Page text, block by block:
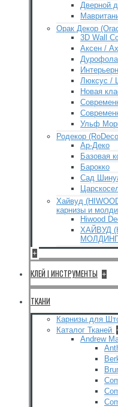
Дверной
Орак Декор
3D Wall
Аксен /
Люксус /
Новая
Ульф
Родекор
Ар-Деко
Базовая
Барокко
Сад
Хайвуд
карнизы и
Hiwood
ХАЙВУД
+
КЛЕЙ | ИНСТРУМЕНТЫ +
ТКАНИ
Карнизы для
Каталог Тканей
Andrew